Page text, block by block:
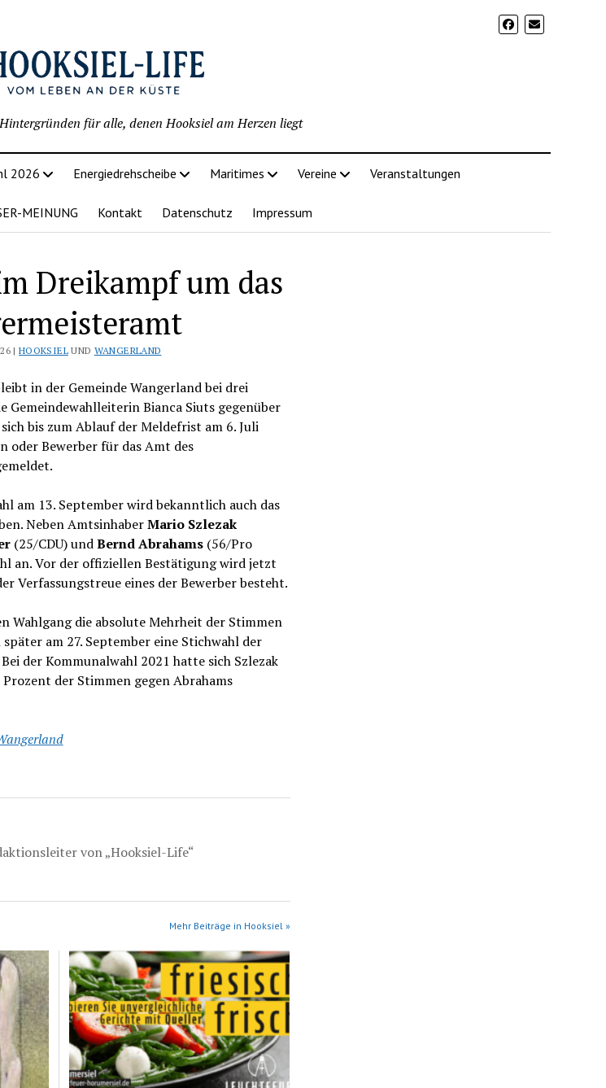
für alle, denen Hooksiel am Herzen liegt
2026 Energiedrehscheibe Maritimes Vereine Veranstaltungen
MEINUNG Kontakt Datenschutz Impressum
Dreikampf um das
|HOOKSIELUND WANGERLAND
in der Gemeinde Wangerland bei drei
Gemeindewahlleiterin Bianca Siuts gegenüber
bis zum Ablauf der Meldefrist am 6. Juli
oder Bewerber für das Amt des
am 13. September wird bekanntlich auch das
Neben AmtsinhaberMario Szlezak
(25/CDU) undBernd Abrahams (56/Pro
an. Vor der offiziellen Bestätigung wird jetzt
Verfassungstreue eines der Bewerber besteht.
Wahlgang die absolute Mehrheit der Stimmen
am 27. September eine Stichwahl der
der Kommunalwahl 2021 hatte sich Szlezak
der Stimmen gegen Abrahams
von „Hooksiel-Life“
Mehr Beiträge in Hooksiel »